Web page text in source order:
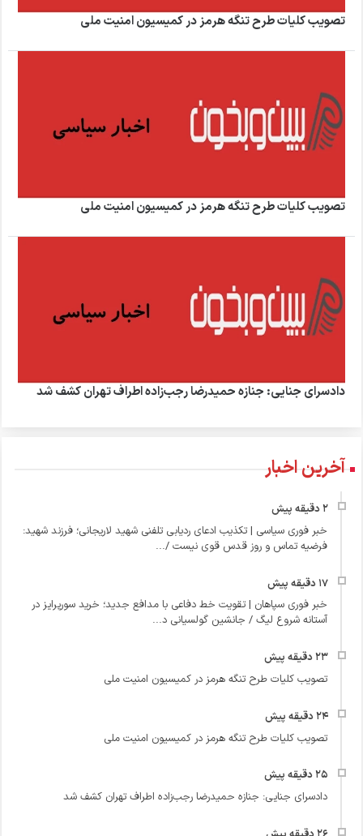
تصویب کلیات طرح تنگه هرمز در کمیسیون امنیت ملی
تصویب کلیات طرح تنگه هرمز در کمیسیون امنیت ملی
دادسرای جنایی: جنازه حمیدرضا رجب‌زاده اطراف تهران کشف شد
آخرین اخبار
خبر فوری سیاسی | تکذیب ادعای ردیابی تلفنی شهید لاریجانی؛ فرزند شهید:
فرضیه تماس و روز قدس قوی نیست /...
خبر فوری سپاهان | تقویت خط دفاعی با مدافع جدید؛ خرید سورپرایز در
آستانه شروع لیگ / جانشین گولسیانی د...
تصویب کلیات طرح تنگه هرمز در کمیسیون امنیت ملی
تصویب کلیات طرح تنگه هرمز در کمیسیون امنیت ملی
دادسرای جنایی: جنازه حمیدرضا رجب‌زاده اطراف تهران کشف شد